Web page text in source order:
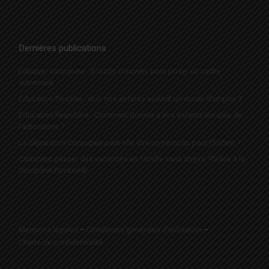
Dernières publications
Éduquer sans punir : 5 outils concrets pour poser un cadre
autrement
Éducation Positive : et si nos enfants avaient un mode d’emploi ?
Éducation financière : Comment donner à vos enfants les clés de
l’autonomie ?
La Séparation Conjugale peut-elle être un tremplin pour l’Enfant ?
Comment passer des vacances en famille sans stress ?Grâce à la
Discipline Positive®
Mentions légales – Conditions générales d’utilisation –
Charte de confidentialité